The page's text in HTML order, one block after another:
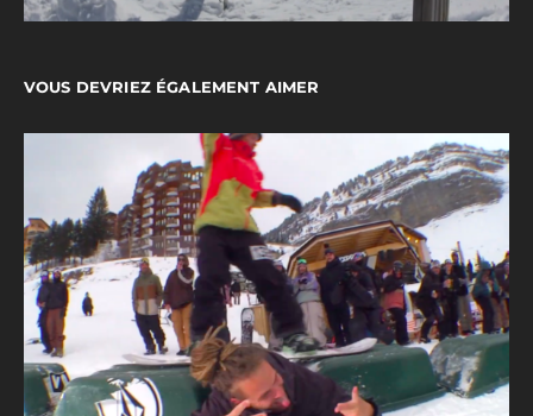
VOUS DEVRIEZ ÉGALEMENT AIMER